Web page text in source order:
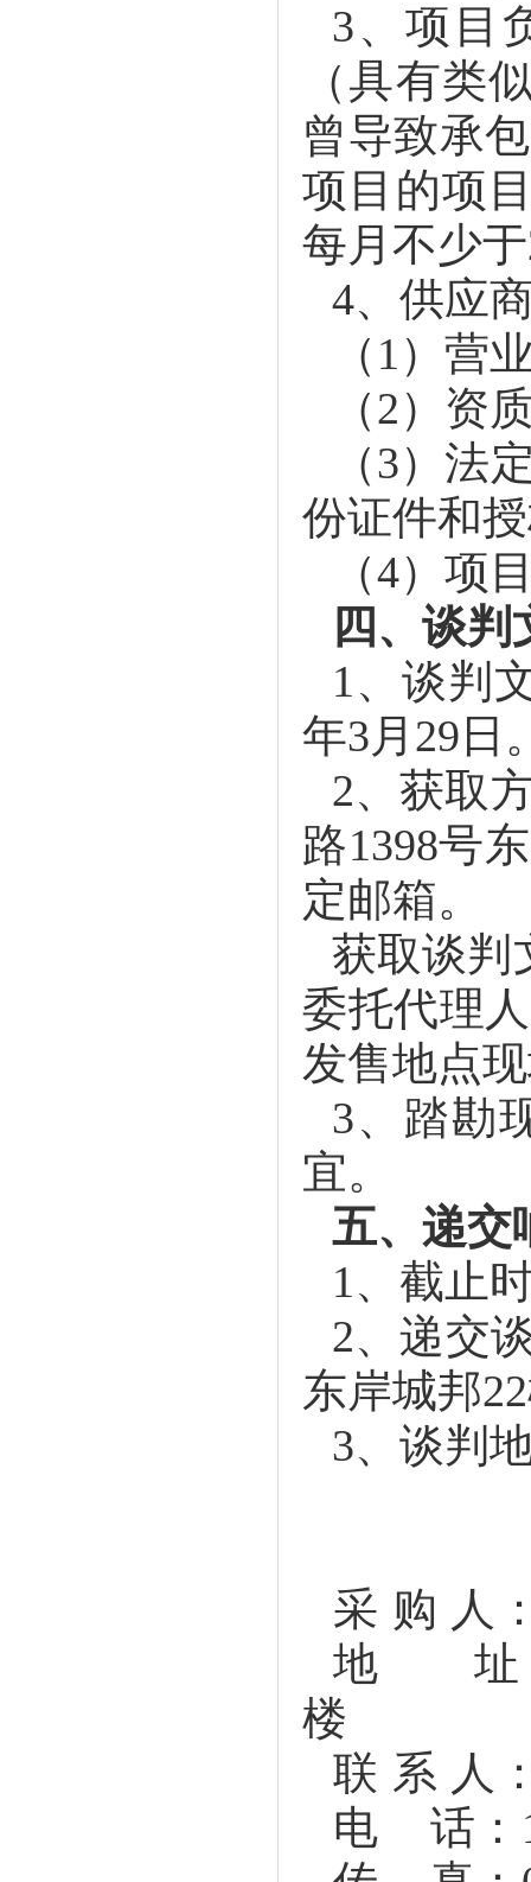
3、项目
（具有类
曾导致承
项目的项
每月不少于
4、供应
（ 1 ）营
（2）资
（3）法
份证件和
（4）项
四、谈
1 、谈判
年3月 29 日
2、获取
路1398号
定邮箱。
获取谈判
委托代理
发售地点
3、踏勘
宜。
五、递交
1、截止
2、递交
东岸城邦22
3、谈判
采 购 人
地 址
楼
联 系 人
电
话：